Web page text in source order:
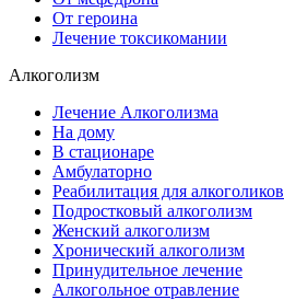
От героина
Лечение токсикомании
Алкоголизм
Лечение Алкоголизма
На дому
В стационаре
Амбулаторно
Реабилитация для алкоголиков
Подростковый алкоголизм
Женский алкоголизм
Хронический алкоголизм
Принудительное лечение
Алкогольное отравление